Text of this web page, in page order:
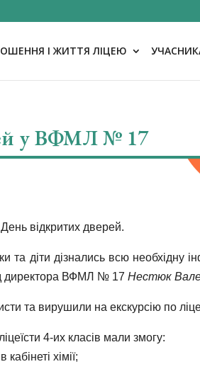
І ЖИТТЯ ЛІЦЕЮ
у ВФМЛ № 17
День відкритих дверей.
та діти дізнались всю необхідну
директора ВФМЛ № 17Нестюк
та вирушили на екскурсію по
4-их класів мали змогу:
хімії;